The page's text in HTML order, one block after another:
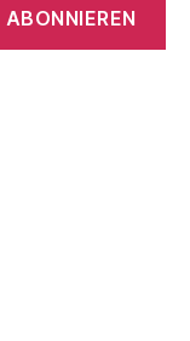
ABONNIEREN